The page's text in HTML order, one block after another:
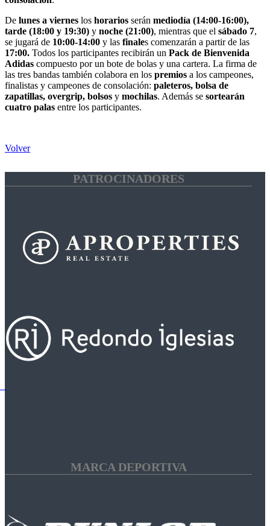
De lunes a viernes los horarios serán mediodía (14:00-16:00),
tarde (18:00 y 19:30) y noche (21:00), mientras que el sábado 7,
se jugará de 10:00-14:00 y las finales comenzarán a partir de las
17:00. Todos los participantes recibirán un Pack de Bienvenida
Adidas compuesto por un bote de bolas y una cartera. La firma de
las tres bandas también colabora en los premios a los campeones,
finalistas y campeones de consolación: paleteros, bolsa de
zapatillas, overgrip, bolsos y mochilas. Además se sortearán
cuatro palas entre los participantes.
Volver
PATROCINADORES
MARCA DEPORTIVA